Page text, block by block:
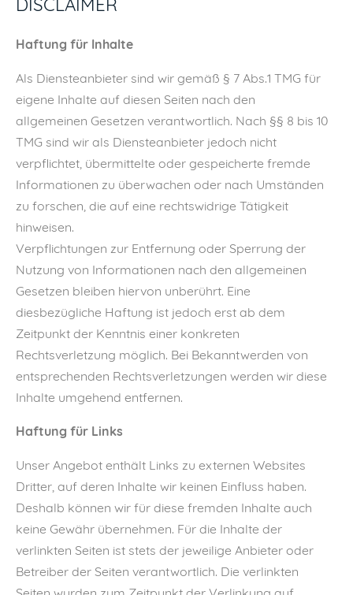
DISCLAIMER
Haftung für Inhalte
Als Diensteanbieter sind wir gemäß § 7 Abs.1 TMG für
eigene Inhalte auf diesen Seiten nach den
allgemeinen Gesetzen verantwortlich. Nach §§ 8 bis 10
TMG sind wir als Diensteanbieter jedoch nicht
verpflichtet, übermittelte oder gespeicherte fremde
Informationen zu überwachen oder nach Umständen
zu forschen, die auf eine rechtswidrige Tätigkeit
hinweisen.
Verpflichtungen zur Entfernung oder Sperrung der
Nutzung von Informationen nach den allgemeinen
Gesetzen bleiben hiervon unberührt. Eine
diesbezügliche Haftung ist jedoch erst ab dem
Zeitpunkt der Kenntnis einer konkreten
Rechtsverletzung möglich. Bei Bekanntwerden von
entsprechenden Rechtsverletzungen werden wir diese
Inhalte umgehend entfernen.
Haftung für Links
Unser Angebot enthält Links zu externen Websites
Dritter, auf deren Inhalte wir keinen Einfluss haben.
Deshalb können wir für diese fremden Inhalte auch
keine Gewähr übernehmen. Für die Inhalte der
verlinkten Seiten ist stets der jeweilige Anbieter oder
Betreiber der Seiten verantwortlich. Die verlinkten